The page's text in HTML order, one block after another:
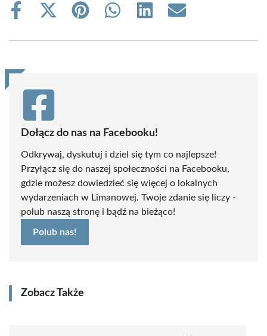
Share
Share
(Twitter)
Share
Share
Share
Share
Dołącz do nas na Facebooku!
Odkrywaj, dyskutuj i dziel się tym co najlepsze!
Przyłącz się do naszej społeczności na Facebooku,
gdzie możesz dowiedzieć się więcej o lokalnych
wydarzeniach w Limanowej. Twoje zdanie się liczy -
polub naszą stronę i bądź na bieżąco!
Polub nas!
Zobacz Także